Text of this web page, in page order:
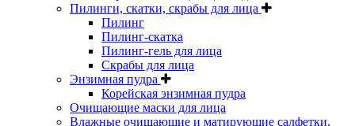
Пилинги, скатки, скрабы для лица
Пилинг
Пилинг-скатка
Пилинг-гель для лица
Скрабы для лица
Энзимная пудра
Корейская энзимная пудра
Очищающие маски для лица
Влажные очищающие и матирующие салфетки,